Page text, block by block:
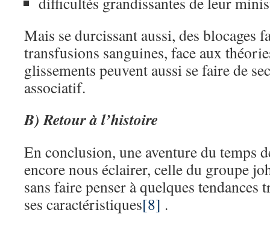
Mais se durcissant aussi, des blocages
transfusions sanguines, face aux
glissements peuvent aussi se faire de
associatif.
B) Retour à l’histoire
En conclusion, une aventure du temps
encore nous éclairer, celle du groupe
sans faire penser à quelques tendances
ses caractéristiques[8] .